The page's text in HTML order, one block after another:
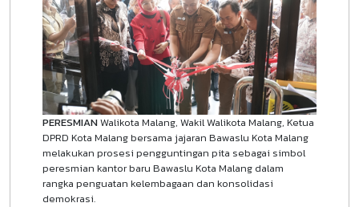
PERESMIANWalikota Malang, Wakil Walikota Malang, Ketua
DPRD Kota Malang bersama jajaran Bawaslu Kota Malang
melakukan prosesi pengguntingan pita sebagai simbol
peresmian kantor baru Bawaslu Kota Malang dalam
rangka penguatan kelembagaan dan konsolidasi
demokrasi.